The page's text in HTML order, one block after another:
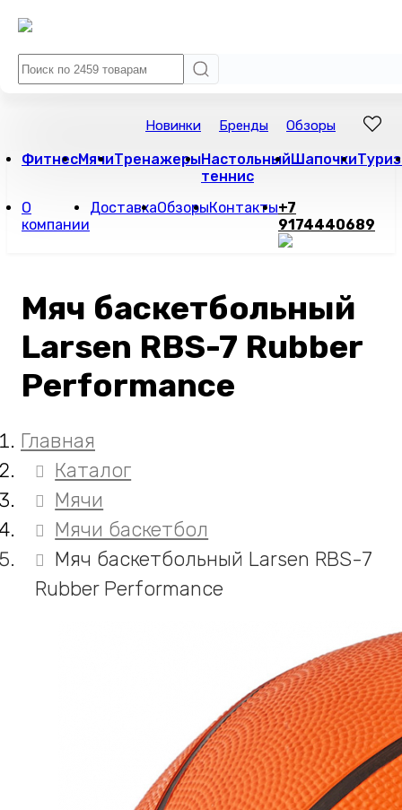
Новинки Бренды Обзоры
ФитнесМячиТренажерыНастольный
теннис
Шапочки
О
компании
ДоставкаОбзорыКонтакты+7
9174440689
Мяч баскетбольный
Larsen RBS-7 Rubber
Performance
Главная
Каталог
Мячи
Мячи баскетбол
Мяч баскетбольный Larsen RBS-7
Rubber Performance